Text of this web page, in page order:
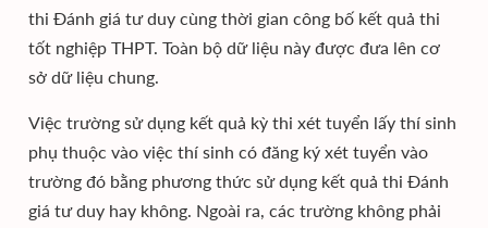
thi Đánh giá tư duy cùng thời gian công bố kết quả thi
tốt nghiệp THPT. Toàn bộ dữ liệu này được đưa lên cơ
sở dữ liệu chung.
Việc trường sử dụng kết quả kỳ thi xét tuyển lấy thí sinh
phụ thuộc vào việc thí sinh có đăng ký xét tuyển vào
trường đó bằng phương thức sử dụng kết quả thi Đánh
giá tư duy hay không. Ngoài ra, các trường không phải